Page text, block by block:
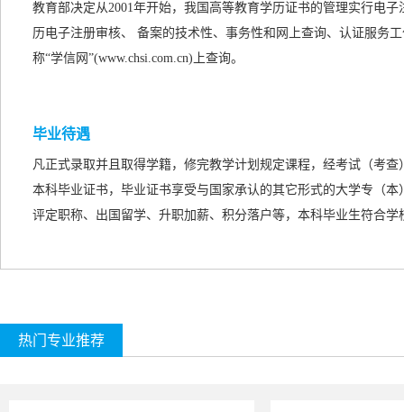
教育部决定从2001年开始，我国高等教育学历证书的管理实行电
历电子注册审核、 备案的技术性、事务性和网上查询、认证服务
称“学信网”(www.chsi.com.cn)上查询。
毕业待遇
凡正式录取并且取得学籍，修完教学计划规定课程，经考试（考
本科毕业证书，毕业证书享受与国家承认的其它形式的大学专（本
评定职称、出国留学、升职加薪、积分落户等，本科毕业生符合
热门专业推荐